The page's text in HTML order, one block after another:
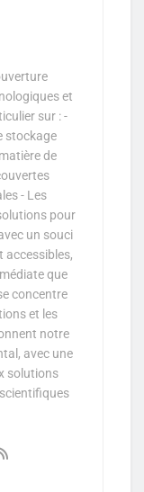
et
sur : -
stockage
de
- Les
pour
un souci
accessibles,
que
concentre
et les
notre
avec une
solutions